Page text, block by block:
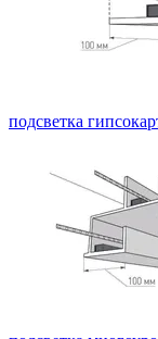
подсветка